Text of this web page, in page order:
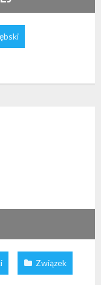
Związek